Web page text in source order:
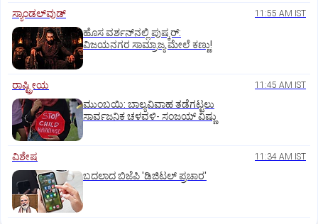
ಸ್ಯಾಂಡಲ್‌ವುಡ್‌ 11:55 AM IST
ಹೊಸ ವರ್ಶನ್‌ನಲ್ಲಿ ಪುಷ್ಕರ್‌:
ವಿಜಯನಗರ ಸಾಮ್ರಾಜ್ಯ ಮೇಲೆ ಕಣ್ಣು!
ರಾಷ್ಟ್ರೀಯ 11:45 AM IST
ಮುಂಬಯಿ: ಬಾಲ್ಯವಿವಾಹ ತಡೆಗಟ್ಟಲು
ಸಾರ್ವಜನಿಕ ಚಳವಳಿ- ಸಂಜಯ್‌ ವಿಷ್ಣು
ವಿಶೇಷ 11:34 AM IST
ಬದಲಾದ ಬಿಜೆಪಿ 'ಡಿಜಿಟಲ್‌ ಪ್ರಚಾರ'